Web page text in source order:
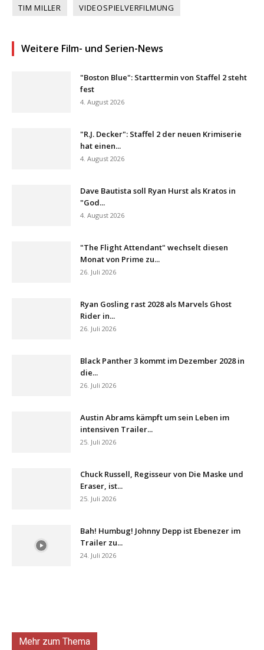
TIM MILLER VIDEOSPIELVERFILMUNG
Weitere Film- und Serien-News
"Boston Blue": Starttermin von Staffel 2 steht
fest
4. August 2026
"R.J. Decker": Staffel 2 der neuen Krimiserie
hat einen...
4. August 2026
Dave Bautista soll Ryan Hurst als Kratos in
"God...
4. August 2026
"The Flight Attendant" wechselt diesen
Monat von Prime zu...
26. Juli 2026
Ryan Gosling rast 2028 als Marvels Ghost
Rider in...
26. Juli 2026
Black Panther 3 kommt im Dezember 2028 in
die...
26. Juli 2026
Austin Abrams kämpft um sein Leben im
intensiven Trailer...
25. Juli 2026
Chuck Russell, Regisseur von Die Maske und
Eraser, ist...
25. Juli 2026
Bah! Humbug! Johnny Depp ist Ebenezer im
Trailer zu...
24. Juli 2026
Mehr zum Thema